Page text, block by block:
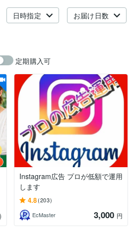
日時指定 お届け日数
定期購入可
Instagram広告 プロが低額で運用
します
4.8(203)
EcMaster
3,000 円